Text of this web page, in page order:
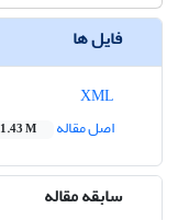
فایل ها
اصل مقاله
1.43 M
سابقه مقاله